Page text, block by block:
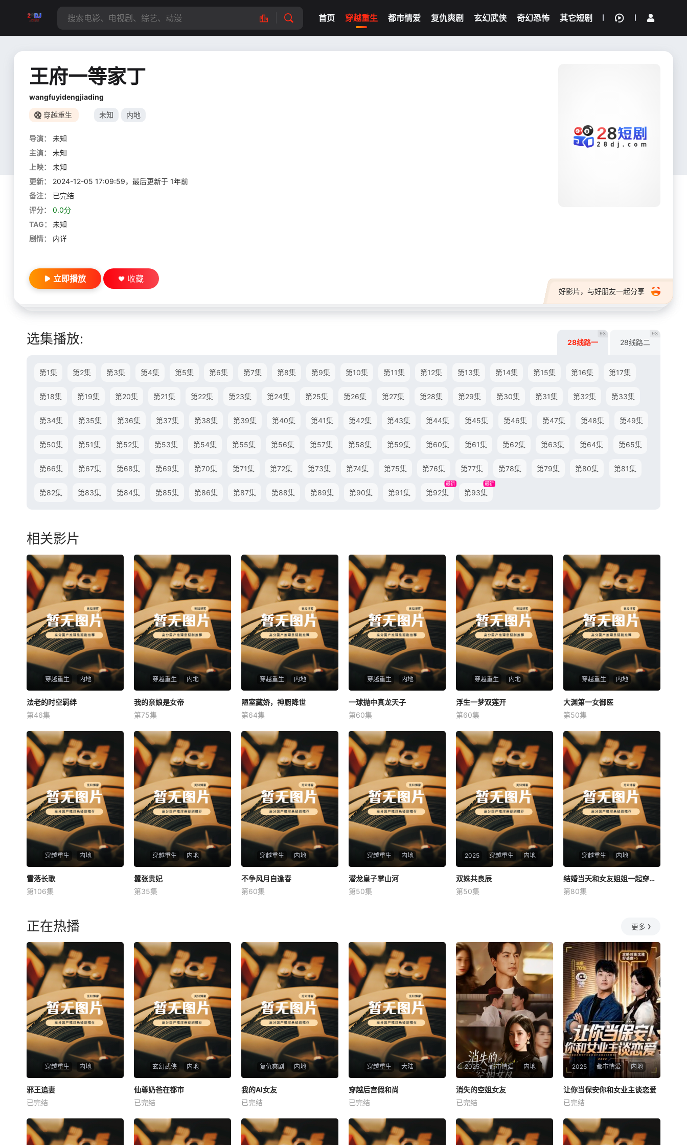
首页 穿越重生 都市情爱 复仇爽剧 玄幻武侠 奇幻恐怖 其它短剧
我的观影记录
王府一等家丁
wangfuyidengjiading
穿越重生 未知 内地
导演：
未知
主演：
未知
上映：
未知
更新：
2024-12-05 17:09:59，最后更新于 1年前
备注：
已完结
评分：
0.0分
TAG：
未知
剧情：
内详
好影片，与好朋友一起分享
立即播放 收藏
选集播放: 28线路一
93
28线路二
93
第1集 第2集 第3集 第4集 第5集 第6集 第7集 第8集 第9集 第10集 第11集 第12集 第13集 第14集 第15集 第16集 第17集
第18集 第19集 第20集 第21集 第22集 第23集 第24集 第25集 第26集 第27集 第28集 第29集 第30集 第31集 第32集 第33集
第34集 第35集 第36集 第37集 第38集 第39集 第40集 第41集 第42集 第43集 第44集 第45集 第46集 第47集 第48集 第49集
第50集 第51集 第52集 第53集 第54集 第55集 第56集 第57集 第58集 第59集 第60集 第61集 第62集 第63集 第64集 第65集
第66集 第67集 第68集 第69集 第70集 第71集 第72集 第73集 第74集 第75集 第76集 第77集 第78集 第79集 第80集 第81集
第82集 第83集 第84集 第85集 第86集 第87集 第88集 第89集 第90集 第91集 第92集
最新
第93集
最新
相关影片
穿越重生 内地
法老的时空羁绊
未知
法老的时空羁绊
第46集
穿越重生 内地
我的亲娘是女帝
未知
我的亲娘是女帝
第75集
穿越重生 内地
陋室藏娇，神厨降世
未知
陋室藏娇，神厨降世
第64集
穿越重生 内地
一球抛中真龙天子
未知
一球抛中真龙天子
第60集
穿越重生 内地
浮生一梦双莲开
未知
浮生一梦双莲开
第60集
穿越重生 内地
大渊第一女御医
未知
大渊第一女御医
第50集
穿越重生 内地
雪落长歌
未知
雪落长歌
第106集
穿越重生 内地
嚣张贵妃
未知
嚣张贵妃
第35集
穿越重生 内地
不争风月自逢春
未知
不争风月自逢春
第60集
穿越重生 内地
潜龙皇子掌山河
未知
潜龙皇子掌山河
第50集
2025 穿越重生 内地
双姝共良辰
未知
双姝共良辰
第50集
穿越重生 内地
结婚当天和女友姐姐一起穿越了
何釗遠、邵依蕊
结婚当天和女友姐姐一起穿越了
第80集
正在热播 更多
穿越重生 内地
邪王追妻
未知
邪王追妻
已完结
玄幻武侠 内地
仙尊奶爸在都市
未知
仙尊奶爸在都市
已完结
复仇爽剧 内地
我的AI女友
未知
我的AI女友
已完结
穿越重生 大陆
穿越后宫假和尚
未知
穿越后宫假和尚
已完结
2025 都市情爱 内地
消失的空姐女友
未知
消失的空姐女友
已完结
2025 都市情爱 内地
未知
让你当保安你和女业主谈恋爱
已完结